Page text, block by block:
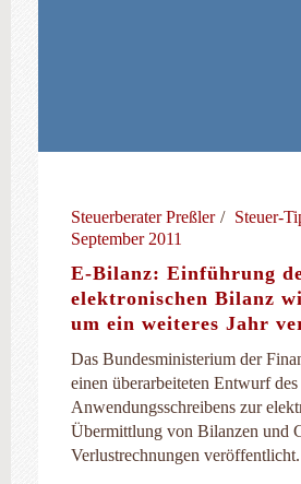
Steuerberater Preßler Steuer-
September 2011
E-Bilanz: Einführung
elektronischen Bilanz
um ein weiteres Jahr
Das Bundesministerium der
einen überarbeiteten Entwurf des
Anwendungsschreibens zur
Übermittlung von Bilanzen und
Verlustrechnungen